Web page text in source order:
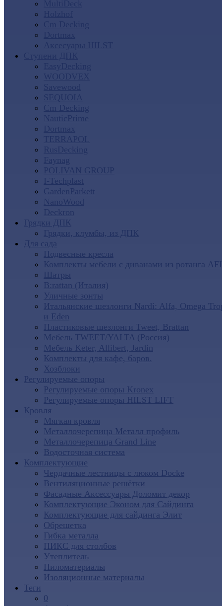
Cm Decking
NauticPrime
Dortmax
TERRAPOL
RusDecking
Faynag
POLIVAN GROUP
I-Techplast
GardenParkett
NanoWood
Deckron
Грядки ДПК
Грядки, клумбы, из ДПК
Для сада
Подвесные кресла
Комплекты мебели с диванами из ротанга
Шатры
B:rattan (Италия)
Уличные зонты
Итальянские шезлонги Nardi: Alfa, Omega
и Eden
Пластиковые шезлонги Tweet, Brattan
Мебель TWEET/YALTA (Россия)
Мебель Keter, Allibert, Jardin
Комплекты для кафе, баров.
Хозблоки
Регулируемые опоры
Регулируемые опоры Kronex
Регулируемые опоры HILST LIFT
Кровля
Мягкая кровля
Металлочерепица Металл профиль
Металлочерепица Grand Line
Водосточная система
Комплектующие
Чердачные лестницы с люком Docke
Вентиляционные решётки
Фасадные Аксессуары Доломит декор
Комплектующие Эконом для Сайдинга
Комплектующие для cайдинга Элит
Обрешетка
Гибка металла
ПИКС для столбов
Утеплитель
Пиломатериалы
Изоляционные материалы
Теги
0